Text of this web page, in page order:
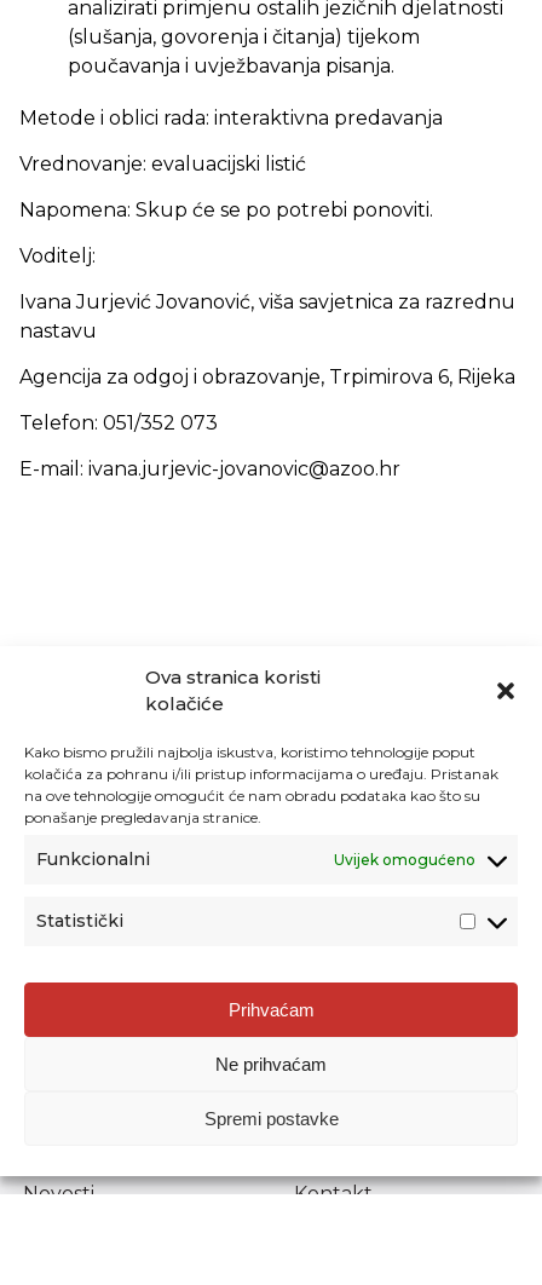
Ova stranica koristi
kolačiće
Kako bismo pružili najbolja iskustva, koristimo tehnologije poput
kolačića za pohranu i/ili pristup informacijama o uređaju. Pristanak
na ove tehnologije omogućit će nam obradu podataka kao što su
ponašanje pregledavanja stranice.
Funkcionalni Uvijek omogućeno
Statistički
Prihvaćam
Ne prihvaćam
Spremi postavke
analizirati primjenu ostalih jezičnih djelatnosti
(slušanja, govorenja i čitanja) tijekom
poučavanja i uvježbavanja pisanja.
Metode i oblici rada: interaktivna predavanja
Vrednovanje: evaluacijski listić
Napomena: Skup će se po potrebi ponoviti.
Voditelj:
Ivana Jurjević Jovanović, viša savjetnica za razrednu
nastavu
Agencija za odgoj i obrazovanje, Trpimirova 6, Rijeka
Telefon: 051/352 073
E-mail: ivana.jurjevic-jovanovic@azoo.hr
Agencija za odgoj i obrazovanje
Donje Svetice 38, 10000 Zagreb
1778129
Prenošenje sadržaja dopušteno je uz navođenje izvora.
Novosti
Kontakt